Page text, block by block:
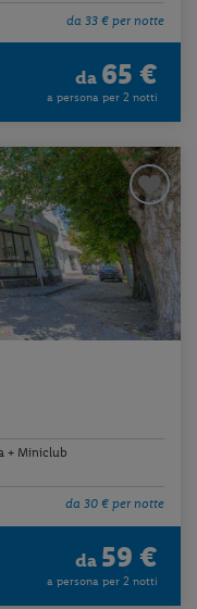
da 33 € per notte
da 65 €
a persona per 2 notti
+ Miniclub
da 30 € per notte
da 59 €
a persona per 2 notti